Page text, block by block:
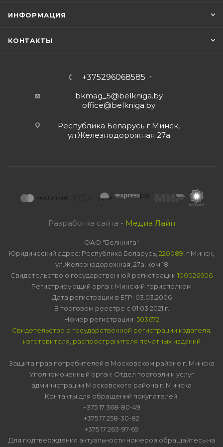
ИНФОРМАЦИЯ
КОНТАКТЫ
+375296068585
bkmag_5@belkniga.by
office@belkniga.by
Республика Беларусь г.Минск,
ул.Железнодорожная 27а
Разработка сайта - Медиа Лайн
ОАО "Белкнига"
Юридический адрес: Республика Беларусь, 220089 , г.Минск,
ул.Железнодорожная, 27а, ком 18
Свидетельство о государственной регистрации 100026606
Регистрирующий орган: Минский горисполком
Дата регистрации в ЕГР: 03.03.2006
В торговом реестре с 01.03.2021 г.
Номер регистрации: 503672
Свидетельство о государственной регистрации издателя,
изготовителя, распространителя печатных изданий
Защита прав потребителей в Московском районе г. Минска
Уполномоченный орган: Отдел торговли и услуг
администрации Московского района г. Минска
Контакты для обращений покупателей:
+375 17 368-80-49
+375 17 258-30-82
+375 17 263-97-69
Для подтверждения актуальности номеров обращайтесь на